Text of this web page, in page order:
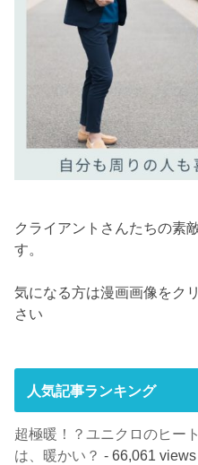
クライアントさんたちの素
す。
気になる方は漫画画像をク
さい
人気記事ランキング
超極暖！？ユニクロのヒー
は、暖かい？ - 66,061 views